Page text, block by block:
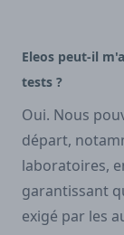
Eleos peut-il
tests ?
Oui. Nous
départ,
laboratoires,
garantissant
exigé par les